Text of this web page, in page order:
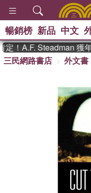
暢銷榜 新品 中文
！A.F. Steadman 獲
三民網路書店
外文書